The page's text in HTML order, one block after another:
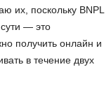
их, поскольку BNPL
— это
получить онлайн и
в течение двух